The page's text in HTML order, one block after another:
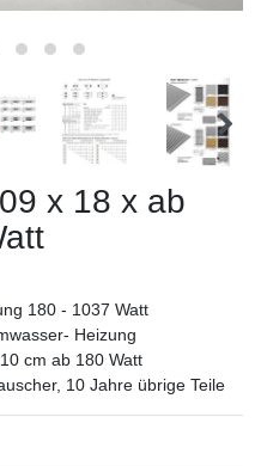
x 18 x ab
180 - 1037 Watt
Heizung
cm ab 180 Watt
10 Jahre übrige Teile